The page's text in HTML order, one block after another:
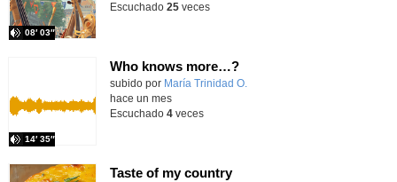
08′ 03″
Escuchado 25veces
Who knows more…?
Contenido educativo.
subido por María Trinidad O.
14′ 35″
hace un mes
Escuchado 4veces
Taste of my country